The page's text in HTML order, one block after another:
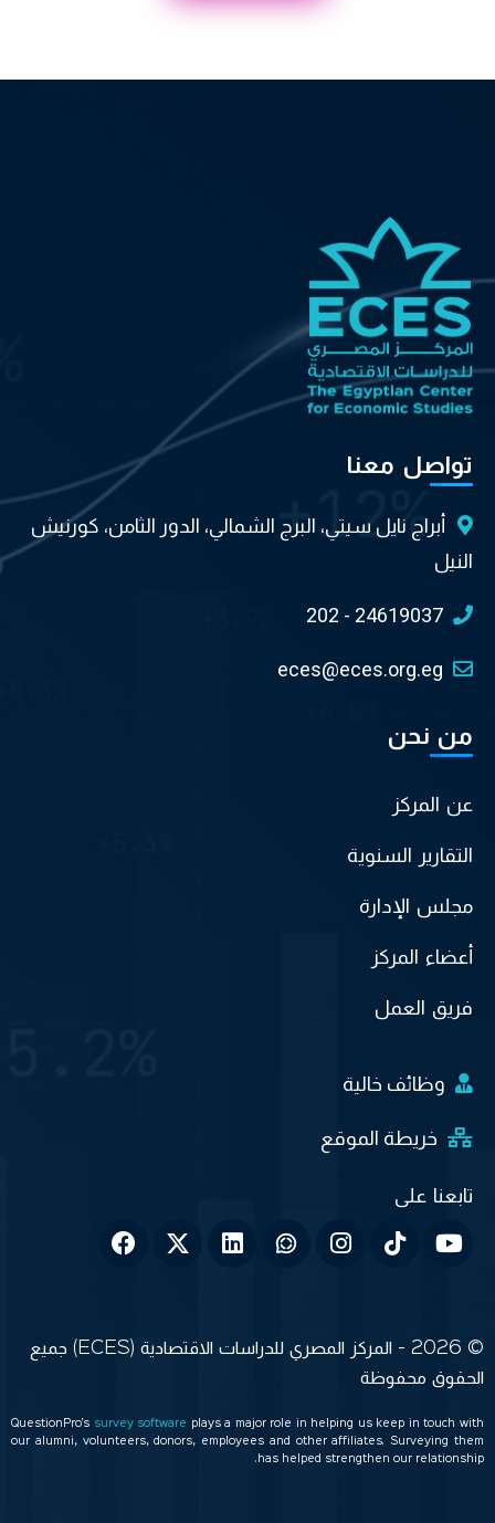
تواصل معنا
أبراج نايل سيتي، البرج الشمالي، الدور الثامن، كورنيش
النيل
202 - 24619037
eces@eces.org.eg
من نحن
عن المركز
التقارير السنوية
مجلس الإدارة
أعضاء المركز
فريق العمل
وظائف خالية
خريطة الموقع
© 2026 - المركز المصري للدراسات الاقتصادية (ECES) جميع
الحقوق محفوظة
QuestionPro’s survey software
plays a major role in helping us keep in touch with
our alumni, volunteers, donors, employees and other affiliates. Surveying them
has helped strengthen our relationship.